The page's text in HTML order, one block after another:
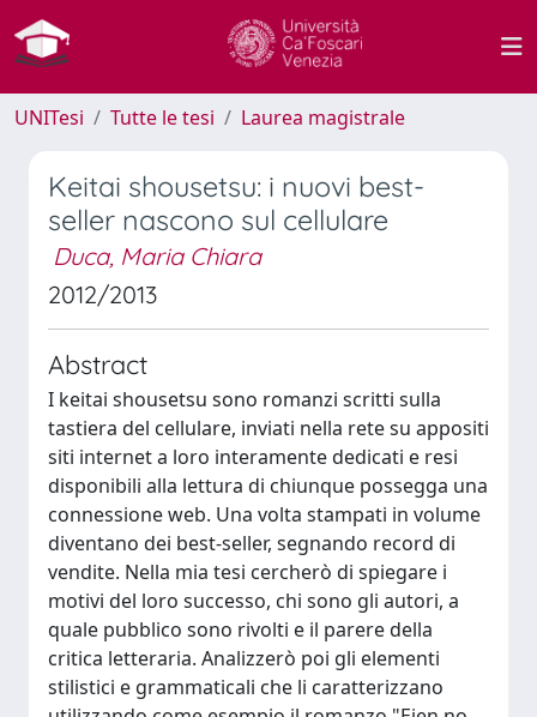
UNITesi Tutte le tesi Laurea magistrale
Keitai shousetsu: i nuovi best-
seller nascono sul cellulare
Duca, Maria Chiara
2012/2013
Abstract
I keitai shousetsu sono romanzi scritti sulla
tastiera del cellulare, inviati nella rete su appositi
siti internet a loro interamente dedicati e resi
disponibili alla lettura di chiunque possegga una
connessione web. Una volta stampati in volume
diventano dei best-seller, segnando record di
vendite. Nella mia tesi cercherò di spiegare i
motivi del loro successo, chi sono gli autori, a
quale pubblico sono rivolti e il parere della
critica letteraria. Analizzerò poi gli elementi
stilistici e grammaticali che li caratterizzano